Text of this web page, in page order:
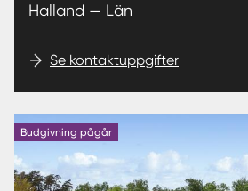
Halland — Län
Se kontaktuppgifter
Budgivning pågår